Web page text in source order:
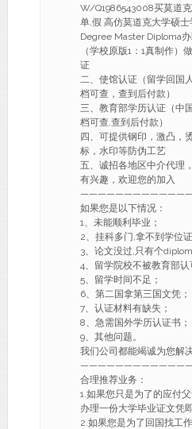
W/Q1986543008买莫道
单,假 高仿莫道克大学硕
Degree Master Diploma
（学校原版1：1真制作）
证
二、使馆认证（留学回国
档可查，查到后付款）
三、教育部学历认证（中
档可查,查到后付款）
四、可提供钢印，激凸，
标，水印等防伪工艺
五、诚招各地区中介代理
有兴趣，欢迎您的加入
如果您是以下情况：
1、未能顺利毕业；
2、挂科多门,拿不到学位证
3、论文没过,只有个
4、留学院校不被教育部认
5、留学时间不足；
6、第二国拿第三国文凭；
7、认证材料有缺失；
8、急需国外学历认证书；
9、其他问题。
我们公司都能竭诚为您解
合理推荐业务：
1.如果您只是为了的应付
办理一份大学毕业证文凭
2.如果您是为了回国找工